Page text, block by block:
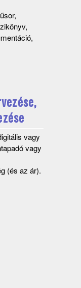
vagy
vagy
(és az ár).